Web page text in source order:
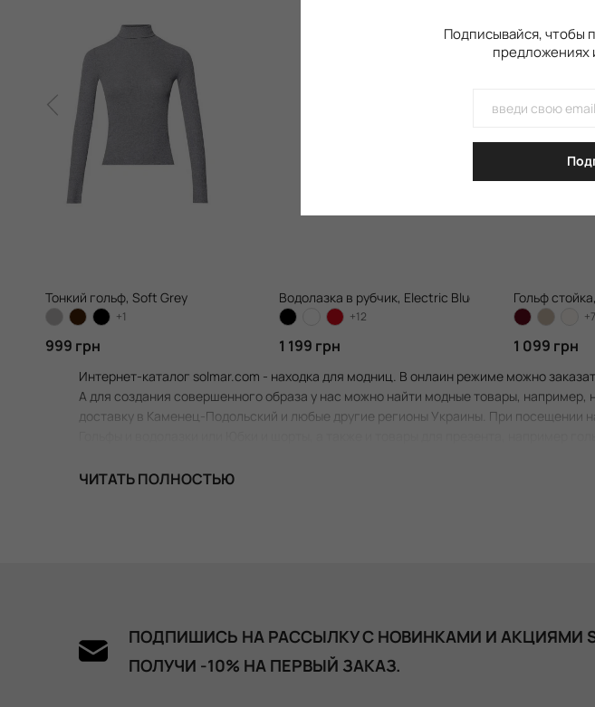
Тонкий гольф, Soft Grey
+1
999 грн
Водолазка в рубчик, Electric Blue
+12
1 199 грн
Гольф
+7
1 099 грн
Интернет-каталог solmar.com - находка для модниц. В онлаин режиме можно
А для создания совершенного образа у нас можно найти модные товары,
доставку в Каменец-Подольский и любые другие регионы Украины. При посещении
ЧИТАТЬ ПОЛНОСТЬЮ
ПОДПИШИСЬ НА РАССЫЛКУ С НОВИНКАМИ И АКЦИЯМИ
ПОЛУЧИ -10% НА ПЕРВЫЙ ЗАКАЗ.
Подписывайся, чтобы
предложениях